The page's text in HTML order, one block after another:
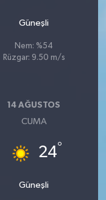
Güneşli
Nem: %54
Rüzgar: 9.50 m/s
14 AĞUSTOS
CUMA
24°
Güneşli